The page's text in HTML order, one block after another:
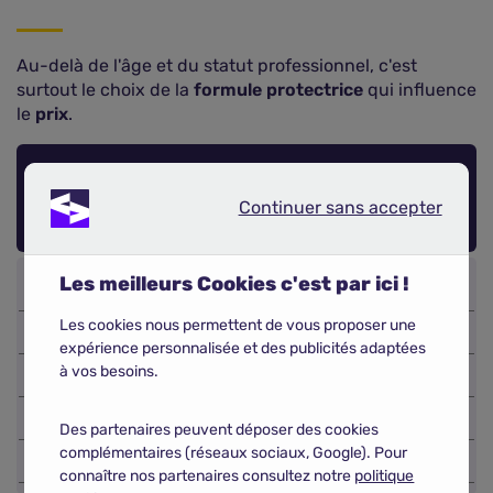
Au-delà de l'âge et du statut professionnel, c'est
surtout le choix de la formule protectrice qui influence
le prix.
Prix moyen mensuel d'une mutuelle santé à
Grenoble selon le niveau de garantie
58,54 €
94,05 €
174,08 €
Continuer sans accepter
Les meilleurs Cookies c'est par ici !
Les cookies nous permettent de vous proposer une
expérience personnalisée et des publicités adaptées
à vos besoins.
Des partenaires peuvent déposer des cookies
complémentaires (réseaux sociaux, Google). Pour
connaître nos partenaires consultez notre politique
Continuer sans accepter